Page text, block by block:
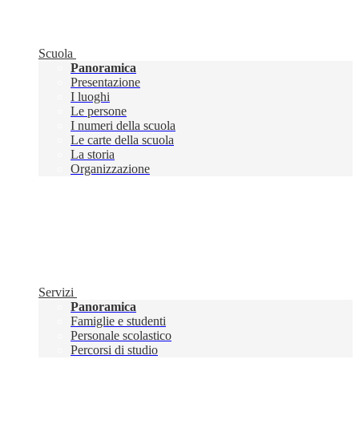
Scuola
Panoramica
Presentazione
I luoghi
Le persone
I numeri della scuola
Le carte della scuola
La storia
Organizzazione
Servizi
Panoramica
Famiglie e studenti
Personale scolastico
Percorsi di studio